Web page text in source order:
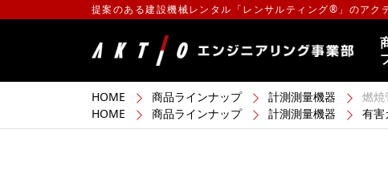
提案のある建設機械レンタル「レンサルティング®」のアク
HOME 商品ラインナップ 計測測量機器
燃
HOME
商品ラインナップ 計測測量機器 有害